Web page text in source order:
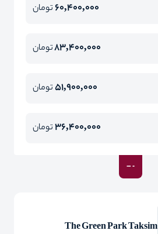
60,400,000تومان
83,400,000تومان
51,900,000تومان
36,400,000تومان
The Green Park Taksim